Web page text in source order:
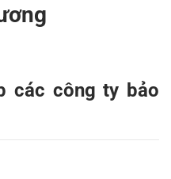
các công ty bảo